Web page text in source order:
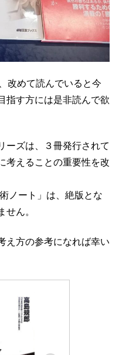
改めて読んでいると今
指す方には是非読んで欲
ーズは、３冊発行されて
考えることの重要性を改
ノート」は、絶版とな
せん。
え方の参考になれば幸い